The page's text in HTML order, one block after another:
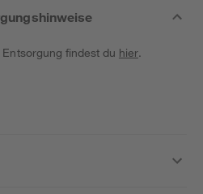
findest du hier.